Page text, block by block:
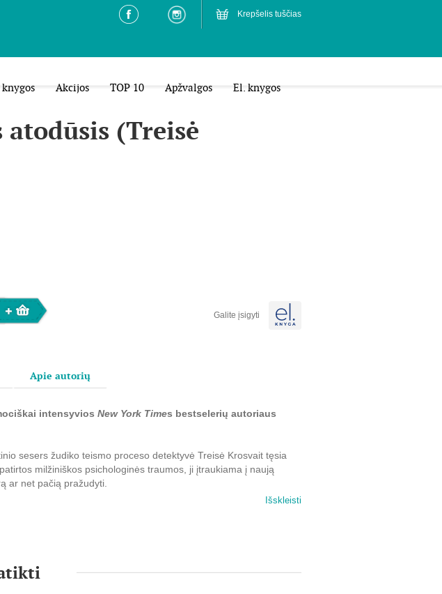
Krepšelis tuščias
Akcijos TOP 10 Apžvalgos El. knygos
atodūsis (Treisė
Galite įsigyti
Apie autorių
intensyvios New York Times bestselerių autoriaus
sesers žudiko teismo proceso detektyvė Treisė Krosvait tęsia
milžiniškos psichologinės traumos, ji įtraukiama į naują
ar net pačią pražudyti.
dar aptinkama naujų aukų, Krosvait išsiaiškina, jog nusikaltimų
Išskleisti